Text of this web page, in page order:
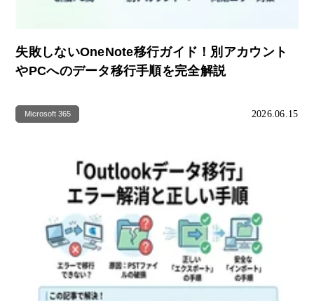
失敗しないOneNote移行ガイド！別アカウント
やPCへのデータ移行手順を完全解説
Microsoft 365 2026.06.15